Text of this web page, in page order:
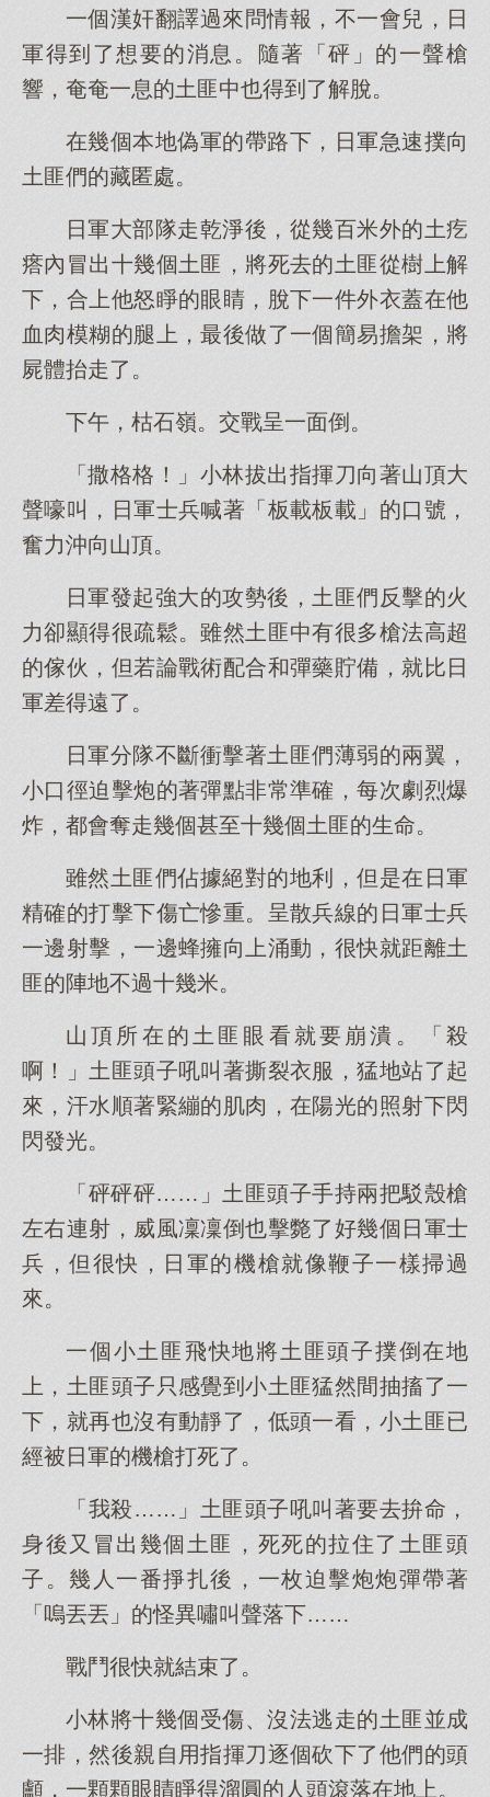
一個漢奸翻譯過來問情報，不一會兒，日
軍得到了想要的消息。隨著「砰」的一聲槍
響，奄奄一息的土匪中也得到了解脫。
在幾個本地偽軍的帶路下，日軍急速撲向
土匪們的藏匿處。
日軍大部隊走乾淨後，從幾百米外的土疙
瘩內冒出十幾個土匪，將死去的土匪從樹上解
下，合上他怒睜的眼睛，脫下一件外衣蓋在他
血肉模糊的腿上，最後做了一個簡易擔架，將
屍體抬走了。
下午，枯石嶺。交戰呈一面倒。
「撒格格！」小林拔出指揮刀向著山頂大
聲嚎叫，日軍士兵喊著「板載板載」的口號，
奮力沖向山頂。
日軍發起強大的攻勢後，土匪們反擊的火
力卻顯得很疏鬆。雖然土匪中有很多槍法高超
的傢伙，但若論戰術配合和彈藥貯備，就比日
軍差得遠了。
日軍分隊不斷衝擊著土匪們薄弱的兩翼，
小口徑迫擊炮的著彈點非常準確，每次劇烈爆
炸，都會奪走幾個甚至十幾個土匪的生命。
雖然土匪們佔據絕對的地利，但是在日軍
精確的打擊下傷亡慘重。呈散兵線的日軍士兵
一邊射擊，一邊蜂擁向上涌動，很快就距離土
匪的陣地不過十幾米。
山頂所在的土匪眼看就要崩潰。「殺
啊！」土匪頭子吼叫著撕裂衣服，猛地站了起
來，汗水順著緊繃的肌肉，在陽光的照射下閃
閃發光。
「砰砰砰……」土匪頭子手持兩把駁殼槍
左右連射，威風凜凜倒也擊斃了好幾個日軍士
兵，但很快，日軍的機槍就像鞭子一樣掃過
來。
一個小土匪飛快地將土匪頭子撲倒在地
上，土匪頭子只感覺到小土匪猛然間抽搐了一
下，就再也沒有動靜了，低頭一看，小土匪已
經被日軍的機槍打死了。
「我殺……」土匪頭子吼叫著要去拚命，
身後又冒出幾個土匪，死死的拉住了土匪頭
子。幾人一番掙扎後，一枚迫擊炮炮彈帶著
「嗚丟丟」的怪異嘯叫聲落下……
戰鬥很快就結束了。
小林將十幾個受傷、沒法逃走的土匪並成
一排，然後親自用指揮刀逐個砍下了他們的頭
顱，一顆顆眼睛睜得溜圓的人頭滾落在地上。